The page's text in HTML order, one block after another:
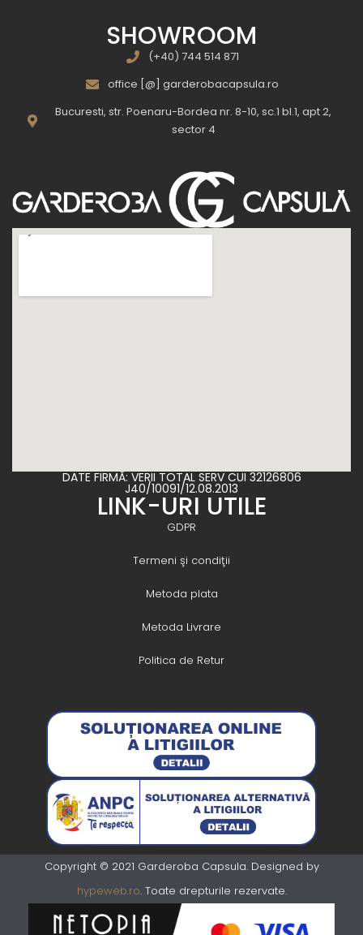
SHOWROOM
(+40) 744 514 871
office [@] garderobacapsula.ro
Bucuresti, str. Poenaru-Bordea nr. 8-10, sc.1 bl.1, apt 2,
sector 4
DATE FIRMĂ: VERII TOTAL SERV CUI 32126806
J40/10091/12.08.2013
LINK-URI UTILE
GDPR
Termeni şi condiţii
Metoda plata
Metoda Livrare
Politica de Retur
Copyright © 2021 Garderoba Capsula. Designed by
hypeweb.ro. Toate drepturile rezervate.